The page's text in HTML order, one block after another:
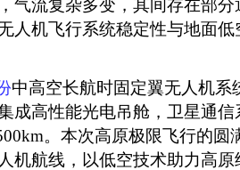
气流复杂多变，其间存在部
人机飞行系统稳定性与地面
中高空长航时固定翼无人机系
成高性能光电吊舱，卫星通
。本次高原极限飞行的圆
机航线，以低空技术助力高